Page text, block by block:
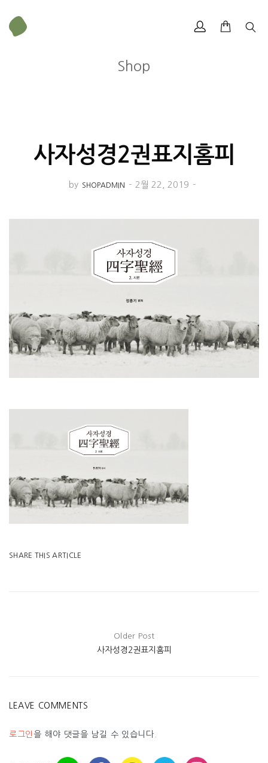
Shop
사자성경2권표지홈피
by SHOPADMIN - 2월 22, 2019 -
SHARE THIS ARTICLE
Older Post
사자성경2권표지홈피
LEAVE COMMENTS
로그인을 해야 댓글을 남길 수 있습니다.